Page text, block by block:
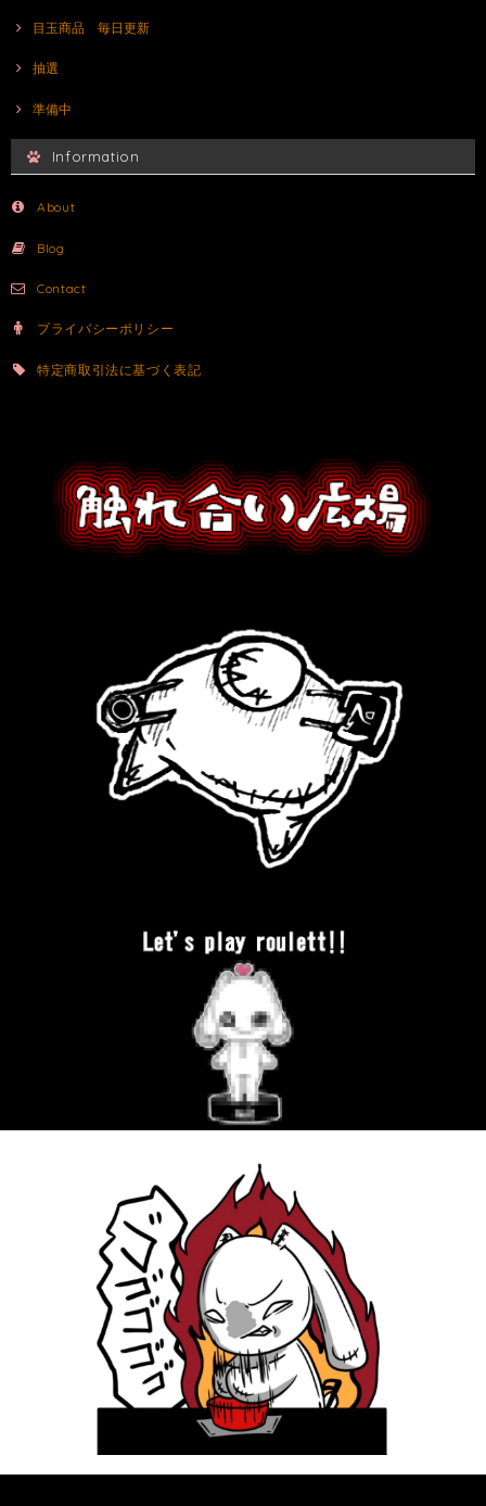
目玉商品 毎日更新
抽選
準備中
Information
About
Blog
Contact
プライバシーポリシー
特定商取引法に基づく表記